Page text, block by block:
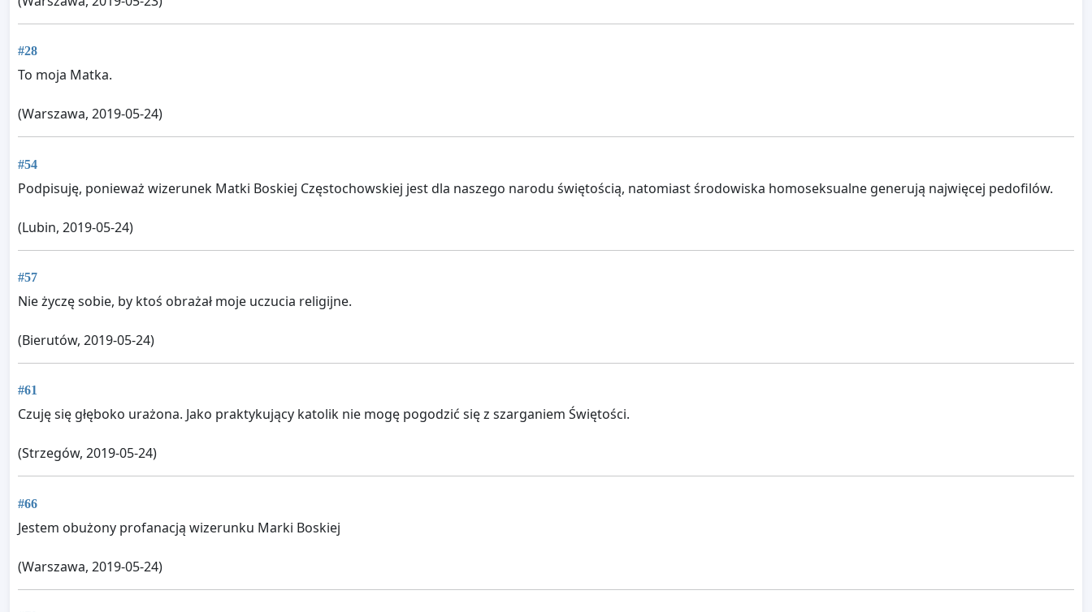
#28
To moja Matka.
(Warszawa, 2019-05-24)
#54
Podpisuję, ponieważ wizerunek Matki Boskiej Częstochowskiej jest dla naszego narodu świętością, natomiast środowiska homoseksualne generują najwięcej pedofilów.
(Lubin, 2019-05-24)
#57
Nie życzę sobie, by ktoś obrażał moje uczucia religijne.
(Bierutów, 2019-05-24)
#61
Czuję się głęboko urażona. Jako praktykujący katolik nie mogę pogodzić się z szarganiem Świętości.
(Strzegów, 2019-05-24)
#66
Jestem obużony profanacją wizerunku Marki Boskiej
(Warszawa, 2019-05-24)